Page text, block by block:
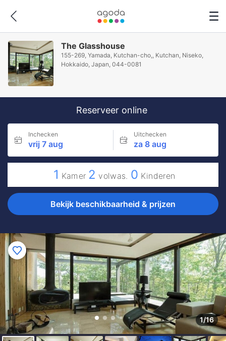
The Glasshouse
155-269, Yamada, Kutchan-cho,, Kutchan, Niseko,
Hokkaido, Japan, 044-0081
Reserveer online
Inchecken
vrij 7 aug
Uitchecken
za 8 aug
1 Kamer 2 volwas. 0 Kinderen
Bekijk beschikbaarheid & prijzen
1/16